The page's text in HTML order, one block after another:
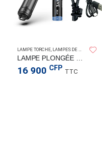
LAMPE TORCHE, LAMPES DE PLONGÉE
LAMPE PLONGÉE BD20 1200LM
16 900 CFP TTC